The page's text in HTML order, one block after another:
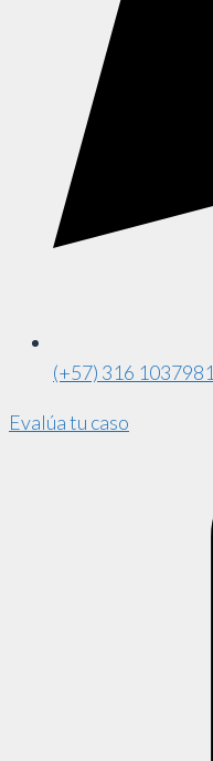
(+57) 316 1037981
Evalúa tu caso